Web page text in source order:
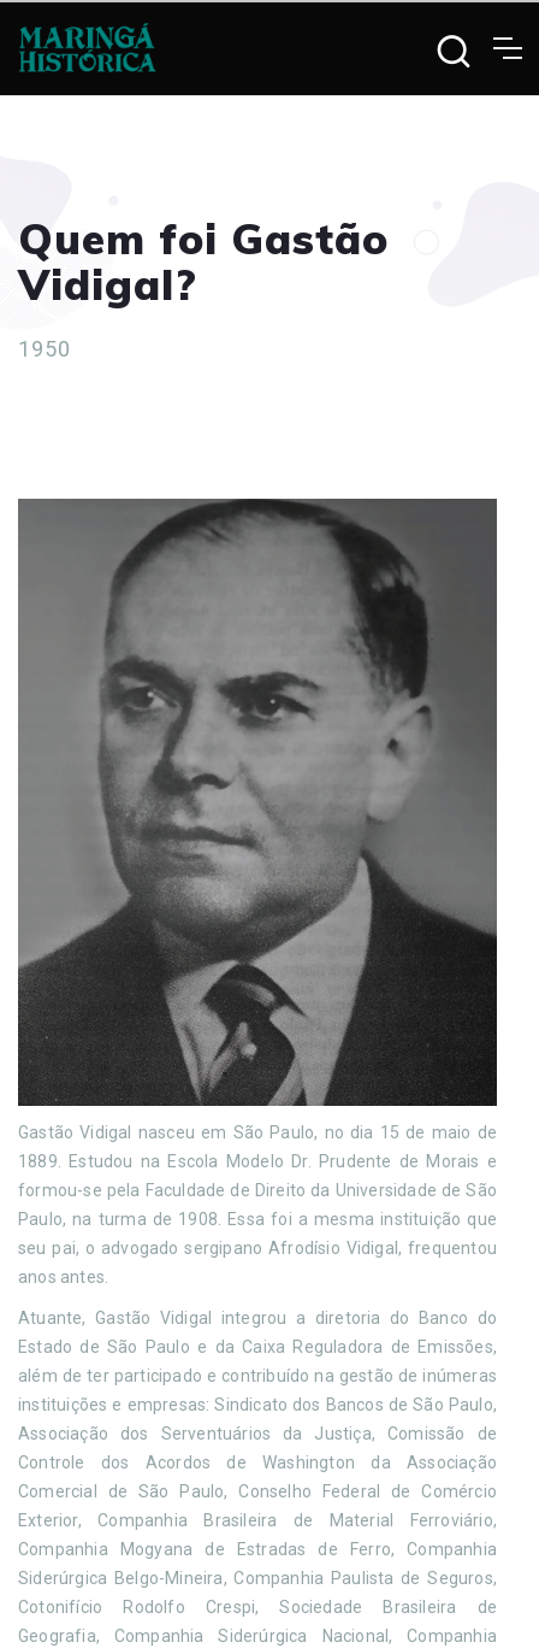
Quem foi Gastão
Vidigal?
1950
Gastão Vidigal nasceu em São Paulo, no dia 15 de maio de
1889. Estudou na Escola Modelo Dr. Prudente de Morais e
formou-se pela Faculdade de Direito da Universidade de São
Paulo, na turma de 1908. Essa foi a mesma instituição que
seu pai, o advogado sergipano Afrodísio Vidigal, frequentou
anos antes.
Atuante, Gastão Vidigal integrou a diretoria do Banco do
Estado de São Paulo e da Caixa Reguladora de Emissões,
além de ter participado e contribuído na gestão de inúmeras
instituições e empresas: Sindicato dos Bancos de São Paulo,
Associação dos Serventuários da Justiça, Comissão de
Controle dos Acordos de Washington da Associação
Comercial de São Paulo, Conselho Federal de Comércio
Exterior, Companhia Brasileira de Material Ferroviário,
Companhia Mogyana de Estradas de Ferro, Companhia
Siderúrgica Belgo-Mineira, Companhia Paulista de Seguros,
Cotonifício Rodolfo Crespi, Sociedade Brasileira de
Geografia, Companhia Siderúrgica Nacional, Companhia